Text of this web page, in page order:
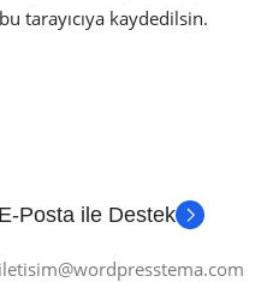
tarayıcıya kaydedilsin.
E-Posta ile Destek
iletisim@wordpresstema.com